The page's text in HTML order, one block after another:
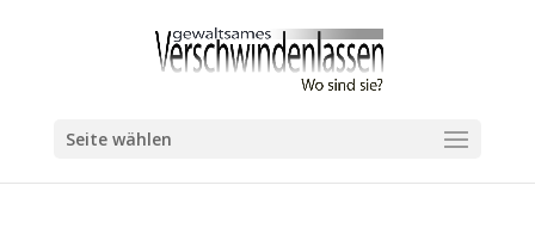
Seite wählen